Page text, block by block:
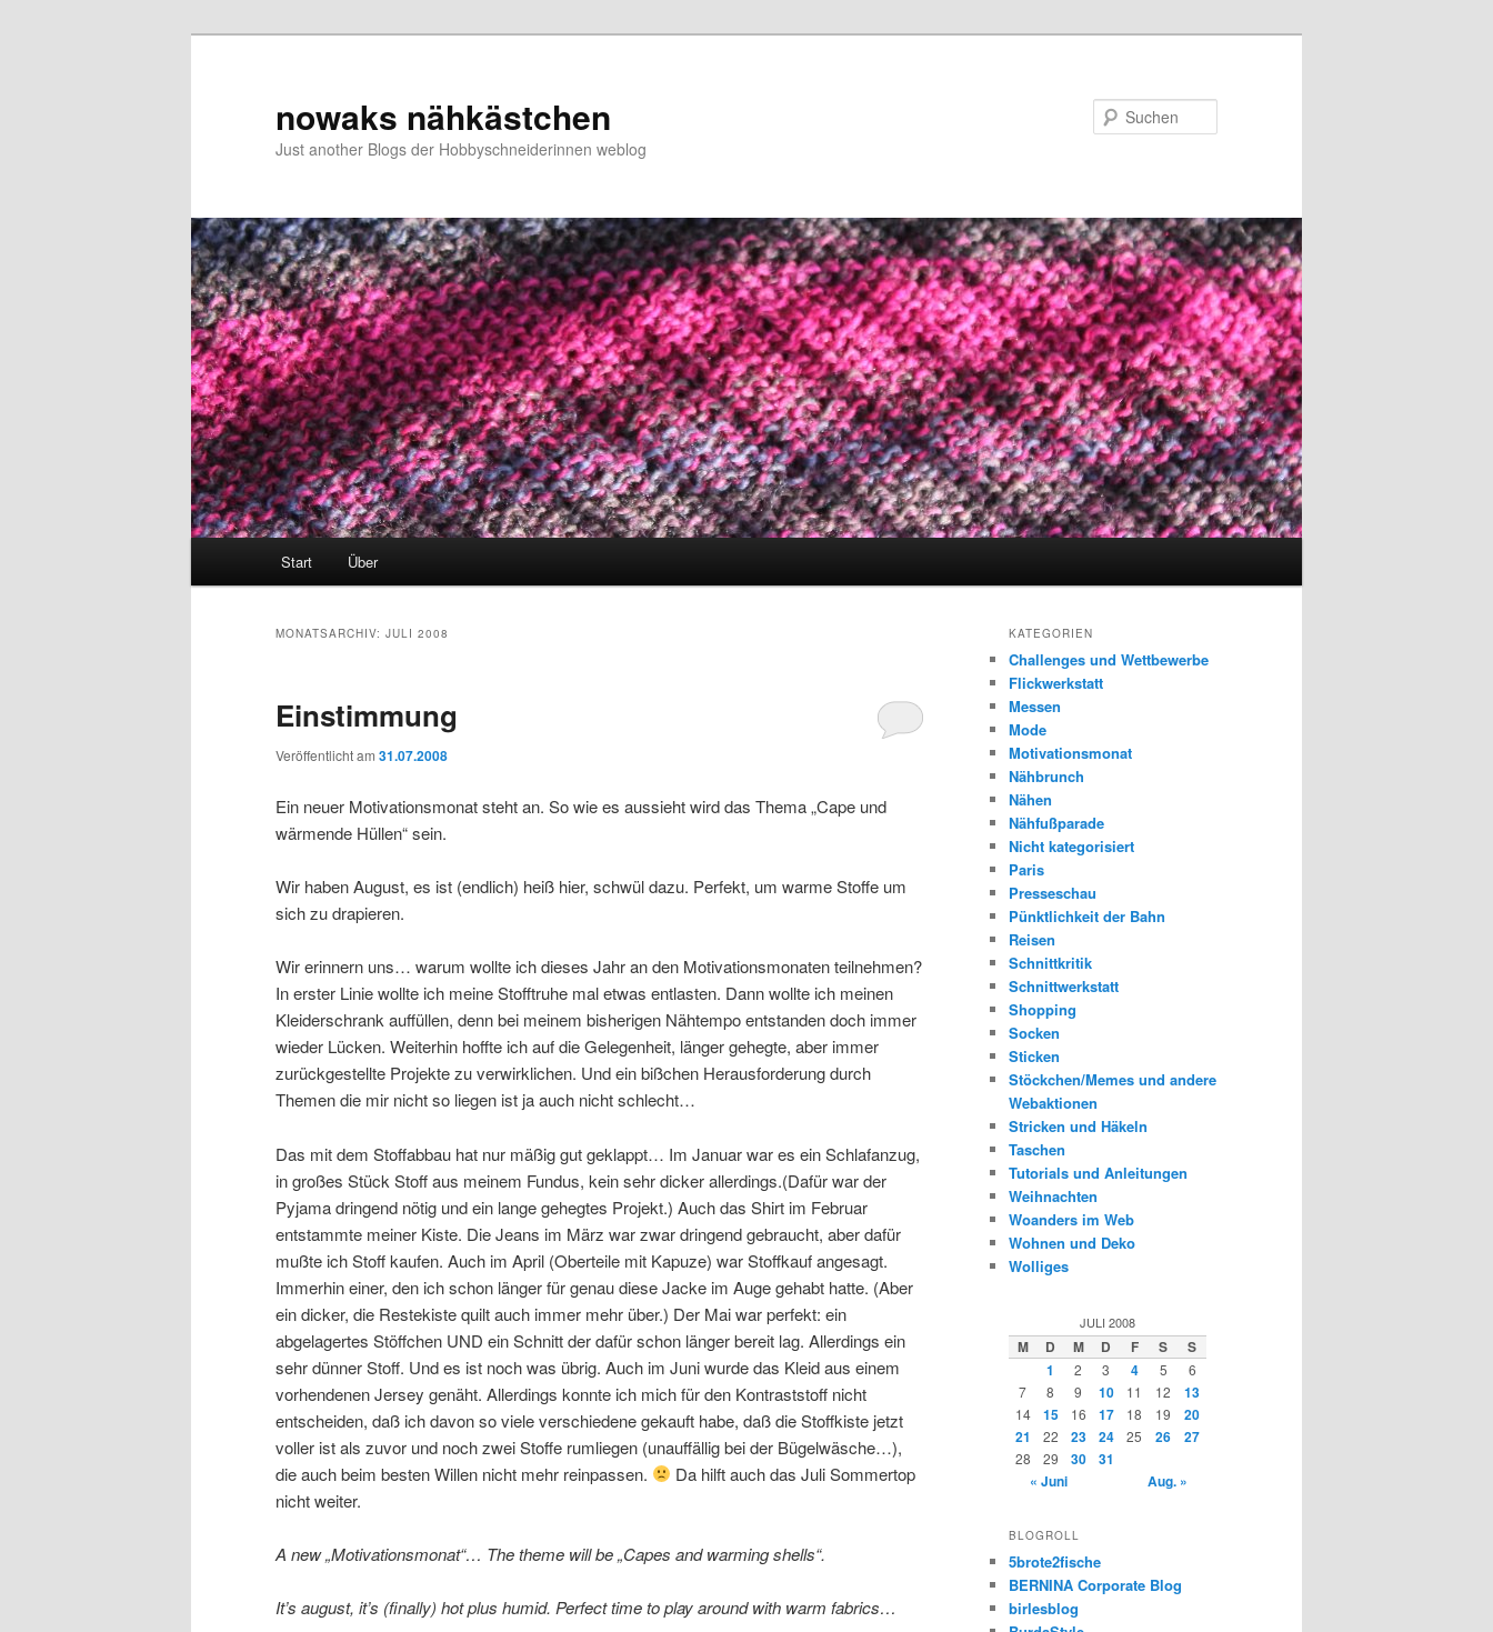
nowaks nähkästchen
Just another Blogs der Hobbyschneiderinnen weblog
Start Über
MONATSARCHIV: JULI 2008
Einstimmung
Veröffentlicht am 31.07.2008
Ein neuer Motivationsmonat steht an. So wie es aussieht wird das Thema „Cape und
wärmende Hüllen“ sein.
Wir haben August, es ist (endlich) heiß hier, schwül dazu. Perfekt, um warme Stoffe um
sich zu drapieren.
Wir erinnern uns… warum wollte ich dieses Jahr an den Motivationsmonaten teilnehmen?
In erster Linie wollte ich meine Stofftruhe mal etwas entlasten. Dann wollte ich meinen
Kleiderschrank auffüllen, denn bei meinem bisherigen Nähtempo entstanden doch immer
wieder Lücken. Weiterhin hoffte ich auf die Gelegenheit, länger gehegte, aber immer
zurückgestellte Projekte zu verwirklichen. Und ein bißchen Herausforderung durch
Themen die mir nicht so liegen ist ja auch nicht schlecht…
Das mit dem Stoffabbau hat nur mäßig gut geklappt… Im Januar war es ein Schlafanzug,
in großes Stück Stoff aus meinem Fundus, kein sehr dicker allerdings.(Dafür war der
Pyjama dringend nötig und ein lange gehegtes Projekt.) Auch das Shirt im Februar
entstammte meiner Kiste. Die Jeans im März war zwar dringend gebraucht, aber dafür
mußte ich Stoff kaufen. Auch im April (Oberteile mit Kapuze) war Stoffkauf angesagt.
Immerhin einer, den ich schon länger für genau diese Jacke im Auge gehabt hatte. (Aber
ein dicker, die Restekiste quilt auch immer mehr über.) Der Mai war perfekt: ein
abgelagertes Stöffchen UND ein Schnitt der dafür schon länger bereit lag. Allerdings ein
sehr dünner Stoff. Und es ist noch was übrig. Auch im Juni wurde das Kleid aus einem
vorhendenen Jersey genäht. Allerdings konnte ich mich für den Kontraststoff nicht
entscheiden, daß ich davon so viele verschiedene gekauft habe, daß die Stoffkiste jetzt
voller ist als zuvor und noch zwei Stoffe rumliegen (unauffällig bei der Bügelwäsche…),
die auch beim besten Willen nicht mehr reinpassen.
Da hilft auch das Juli Sommertop
nicht weiter.
A new „Motivationsmonat“… The theme will be „Capes and warming shells“.
It’s august, it’s (finally) hot plus humid. Perfect time to play around with warm fabrics…
KATEGORIEN
Challenges und Wettbewerbe
Flickwerkstatt
Messen
Mode
Motivationsmonat
Nähbrunch
Nähen
Nähfußparade
Nicht kategorisiert
Paris
Presseschau
Pünktlichkeit der Bahn
Reisen
Schnittkritik
Schnittwerkstatt
Shopping
Socken
Sticken
Stöckchen/Memes und andere
Webaktionen
Stricken und Häkeln
Taschen
Tutorials und Anleitungen
Weihnachten
Woanders im Web
Wohnen und Deko
Wolliges
JULI 2008
M D M D F S
S
1
2 3 4 5
6
7
8 9 10 11 12 13
14 15 16 17 18 19
20
21
22 23 24 25 26 27
28 29 30
31
« Juni
Aug. »
BLOGROLL
5brote2fische
BERNINA Corporate Blog
birlesblog